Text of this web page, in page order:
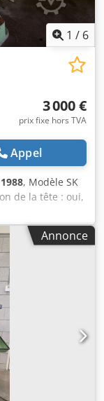
1 / 6
3 000 €
prix fixe hors TVA
Appel
1988, Modèle SK
de la tête : oui,
Course sur l’axe
Agpsa
Annonce